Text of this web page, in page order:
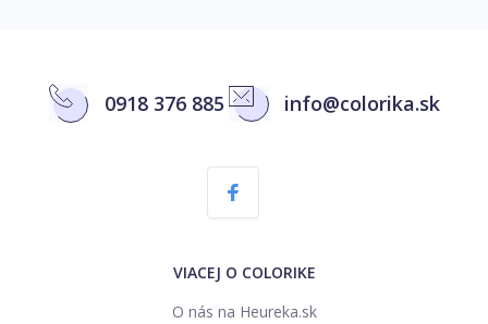
0918 376 885 info@colorika.sk
VIACEJ O COLORIKE
O nás na Heureka.sk